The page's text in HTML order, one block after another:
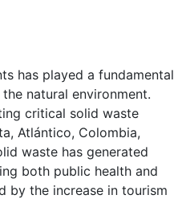
has played a fundamental
natural environment.
critical solid waste
Atlántico, Colombia,
waste has generated
both public health and
by the increase in tourism